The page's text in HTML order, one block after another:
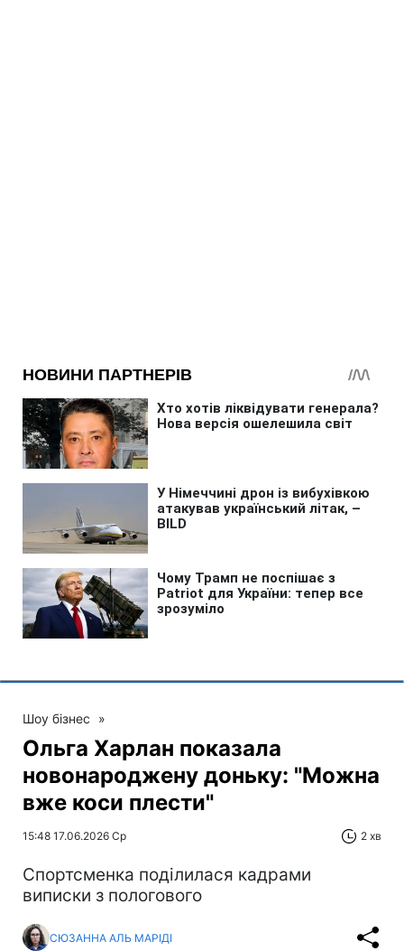
Шоу бізнес »
Ольга Харлан показала
новонароджену доньку: "Можна
вже коси плести"
15:48 17.06.2026 Ср 2 хв
Спортсменка поділилася кадрами
виписки з пологового
СЮЗАННА АЛЬ МАРІДІ